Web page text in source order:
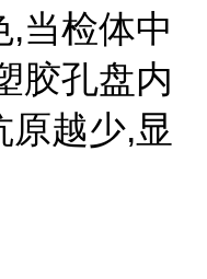
,当检体中
胶孔盘内
原越少,显